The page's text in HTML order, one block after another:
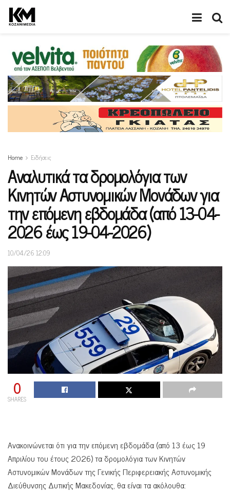
Home Ειδήσεις
Αναλυτικά τα δρομολόγια των
Κινητών Αστυνομικών Μονάδων για
την επόμενη εβδομάδα (από 13-04-
2026 έως 19-04-2026)
10/04/26 12:09
0
SHARES
Ανακοινώνεται ότι για την επόμενη εβδομάδα (από 13 έως 19
Απριλίου του έτους 2026) τα δρομολόγια των Κινητών
Αστυνομικών Μονάδων της Γενικής Περιφερειακής Αστυνομικής
Διεύθυνσης Δυτικής Μακεδονίας, θα είναι τα ακόλουθα: